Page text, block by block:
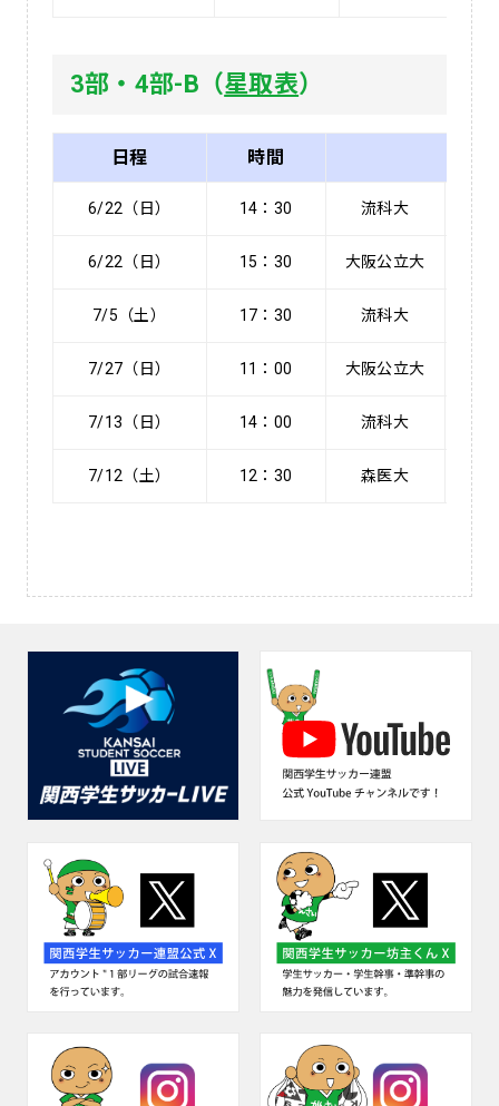
3部・4部-B（星取表）
日程 時間
6/22（日） 14：30 流科大 3
6/22（日） 15：30 大阪公立大 0
7/5（土） 17：30 流科大 3
7/27（日） 11：00 大阪公立大 2
7/13（日） 14：00 流科大 1
7/12（土） 12：30 森医大 3